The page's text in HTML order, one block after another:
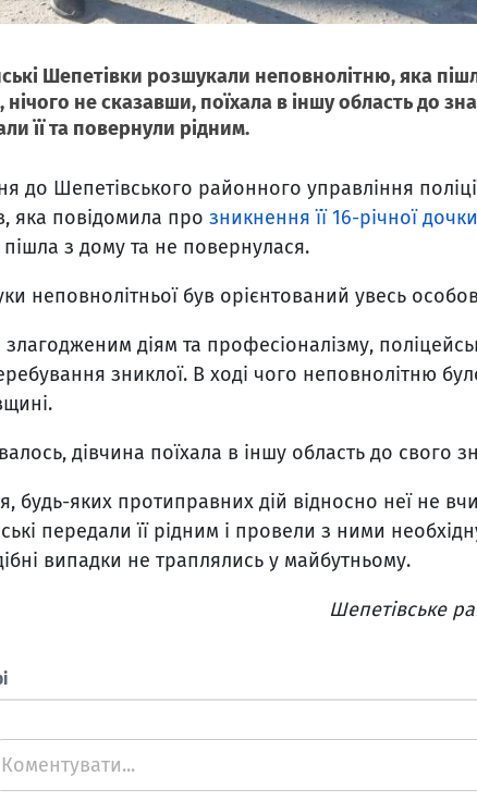
Шепетівки розшукали неповнолітню, яка
нічого не сказавши, поїхала в іншу область до
її та повернули рідним.
до Шепетівського районного управління
яка повідомила про зникнення її 16-річної дочки
пішла з дому та не повернулася.
неповнолітньої був орієнтований увесь
злагодженим діям та професіоналізму,
зниклої. В ході чого неповнолітню
дівчина поїхала в іншу область до свого
будь-яких протиправних дій відносно неї не
передали її рідним і провели з ними
випадки не траплялись у майбутньому.
Шепетівське
Коментувати...